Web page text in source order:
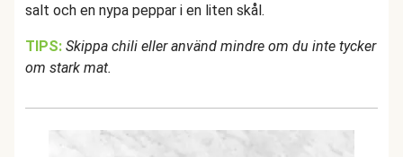
salt och en nypa peppar i en liten skål.
TIPS: Skippa chili eller använd mindre om du inte tycker
om stark mat.